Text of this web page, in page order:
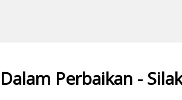
Dalam Perbaikan -